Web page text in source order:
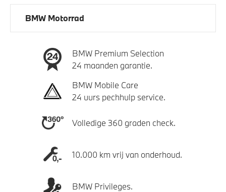
BMW Motorrad
BMW Premium Selection
24 maanden garantie.
BMW Mobile Care
24 uurs pechhulp service.
Volledige 360 graden check.
10.000 km vrij van onderhoud.
BMW Privileges.